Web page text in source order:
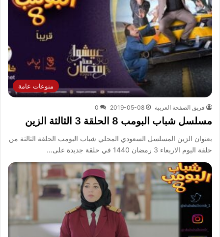
منوعات عامة
فريق الصفحة العربية 2019-05-08
0
مسلسل شباب البومب 8 الحلقة 3 الثالثة الزين
بعنوان الزين المسلسل السعودي المحلي شباب البومب الحلقة الثالثة من
حلقة اليوم الاربعاء 3 رمضان 1440 في حلقة جديدة على…